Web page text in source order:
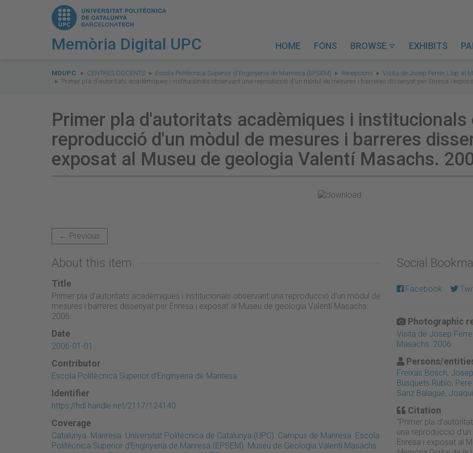
Memòria Digital UPC HOME FONS BROWSE  EXHIBITS
are
here:
MDUPC CENTRES DOCENTS Escola Politècnica Superior d'Enginyeria de Manresa (EPSEM) Recepcions
Visita de Josep Ferrer Llop al
Primer pla d'autoritats acadèmiques i institucionals observant una reproducció d'un mòdul de mesures i barreres dissenyat per Enresa i
Primer pla d'autoritats acadèmiques i institucionals
reproducció d'un mòdul de mesures i barreres
exposat al Museu de geologia Valentí Masachs.
← Previous
About this item
Title
Primer pla d'autoritats acadèmiques i institucionals observant una reproducció d'un mòdul de
mesures i barreres dissenyat per Enresa i exposat al Museu de geologia Valentí Masachs.
2006.
Date
2006-01-01
Contributor
Escola Politècnica Superior d'Enginyeria de Manresa
Identifier
https://hdl.handle.net/2117/124140
Coverage
Catalunya. Manresa. Universitat Politècnica de Catalunya (UPC). Campus de Manresa. Escola
Politècnica Superior d'Enginyeria de Manresa (EPSEM). Museu de Geologia Valentí Masachs.
Social
Facebook
Photographic
Visita de Josep
Masachs. 2006.
Persons/
Freixas Bosch, Josep
Busquets Rubio, Pere
Sanz Balagué,
Citation
“Primer pla
una reproducció
Enresa i exposat al